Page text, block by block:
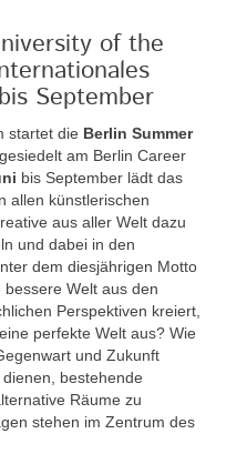
of the
September
startet die Berlin Summer
am Berlin Career
bis September lädt das
allen künstlerischen
aus aller Welt dazu
und dabei in den
dem diesjährigen Motto
Welt aus den
Perspektiven kreiert,
perfekte Welt aus? Wie
und Zukunft
bestehende
Räume zu
stehen im Zentrum des